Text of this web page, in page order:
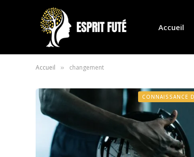
Accueil
Accueil » changement
CONNAISSANCE